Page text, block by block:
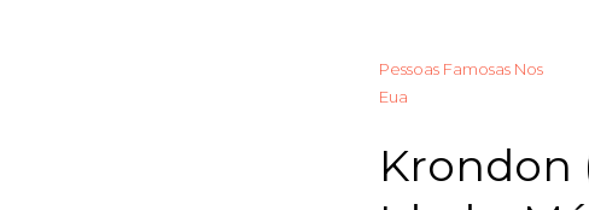
Pessoas Famosas Nos
Eua
Krondon